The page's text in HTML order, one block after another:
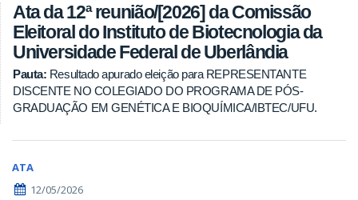
Ata da 12ª reunião/[2026] da Comissão
Eleitoral do Instituto de Biotecnologia da
Universidade Federal de Uberlândia
Pauta: Resultado apurado eleição para REPRESENTANTE
DISCENTE NO COLEGIADO DO PROGRAMA DE PÓS-
GRADUAÇÃO EM GENÉTICA E BIOQUÍMICA/IBTEC/UFU.
ATA
12/05/2026